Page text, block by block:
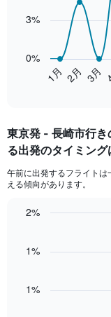
values.
to
points.
chart
categories.
Range:
categories.
The
has
axis
Range:
1月 2月 3月
0%
3%
東京​発 - 長崎市​行
る出発のタイミング
午前​に出発するフライト
える傾向があります。
with
1%
1%
2%